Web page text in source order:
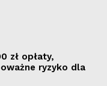
zł opłaty,
ryzyko dla